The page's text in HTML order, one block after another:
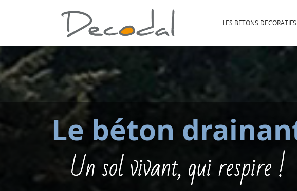
LES BETONS DECORATIFS
Le béton
Un sol vivant, qui respire !